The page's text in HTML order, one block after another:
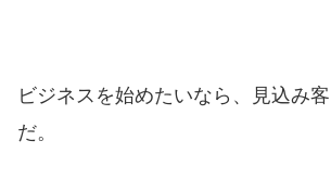
ビジネスを始めたいなら、見込み
だ。